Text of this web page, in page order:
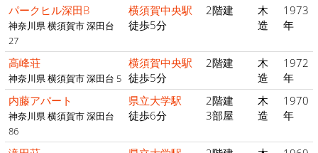
パークヒル深田B
神奈川県 横須賀市 深田台
27
横須賀中央駅
徒歩5分
2階建
木
造
1973
年
高峰荘
神奈川県 横須賀市 深田台 5
横須賀中央駅
徒歩5分
2階建
木
造
1972
年
内藤アパート
神奈川県 横須賀市 深田台
86
県立大学駅
徒歩6分
2階建
3部屋
木
造
1970
年